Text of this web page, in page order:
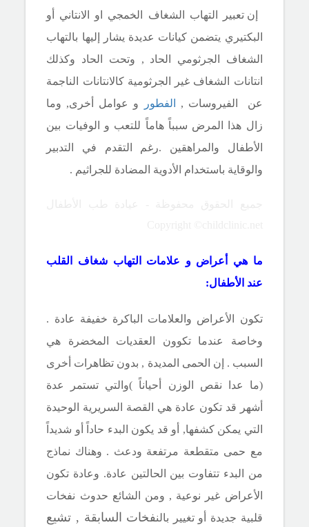
إن تعبير التهاب الشغاف الخمجي او الانتاني أو
البكتيري يتضمن كيانات عديدة يشار إليها بالتهاب
الشغاف الجرثومي الحاد , وتحت الحاد وكذلك
انتانات الشغاف غير الجرثومية كالانتانات الناجمة
عن الفيروسات ,
الفطور
و عوامل أخرى, وما
زال هذا المرض سبباً هاماً للتعب و الوفيات بين
الأطفال والمراهقين .رغم التقدم في التدبير
والوقاية باستخدام الأدوية المضادة للجراثيم .
ما هي أعراض و علامات
التهاب شغاف القلب
عند الأطفال:
تكون الأعراض والعلامات الباكرة خفيفة عادة .
وخاصة عندما تكوون العقديات المخضرة هي
السبب . إن الحمى المديدة , بدون تظاهرات أخرى
(ما عدا نقص الوزن أحياناً )والتي تستمر عدة
أشهر قد تكون عادة هي القصة السريرية الوحيدة
التي يمكن كشفها, أو قد يكون البدء حاداً أو شديداً
مع حمى متقطعة مرتفعة ودعث . وهناك نماذج
من البدء تتفاوت بين الحالتين عادة. وعادة تكون
الأعراض غير نوعية , ومن الشائع حدوث نفخات
قلبية جديدة أو تغيير بالنفخات السابقة , تشيع